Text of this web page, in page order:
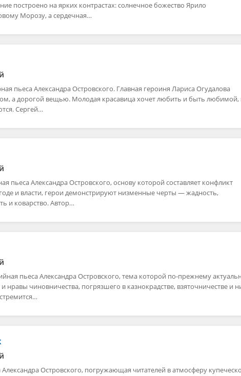
построено на ярких контрастах: солнечное божество Ярило
Морозу, а сердечная…
пьеса Александра Островского. Главная героиня Лариса Огудалова
а дорогой вещью. Молодая красавица хочет любить и быть любимой,
Сергей…
пьеса Александра Островского, основу которой составляет конфликт
и власти, герои демонстрируют низменные черты — жадность,
и коварство. Автор…
пьеса Александра Островского, тема которой по-прежнему
нравы чиновничества, погрязшего в казнокрадстве, взяточничестве и
Островского, погружающая читателей в атмосферу